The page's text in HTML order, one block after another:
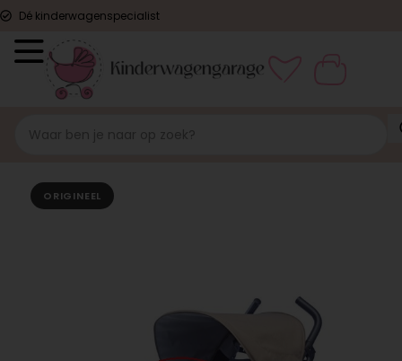
Dé kinderwagenspecialist
ORIGINEEL